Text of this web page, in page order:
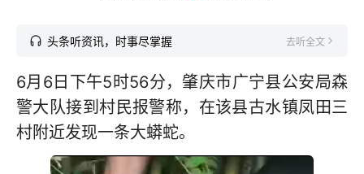
头条听资讯，时事尽掌握 去听全文
6月6日下午5时56分，肇庆市广宁县公安局森
警大队接到村民报警称，在该县古水镇凤田三
村附近发现一条大蟒蛇。